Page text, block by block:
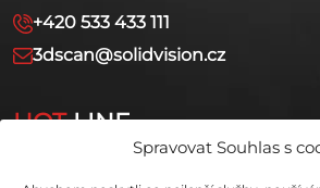
Spravovat Souhlas s
+420 533 433 111
3dscan@solidvision.cz
HOTLINE